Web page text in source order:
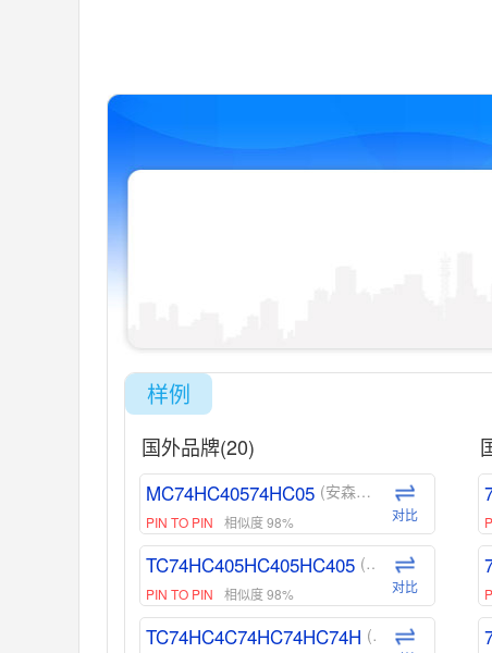
样例
国外品牌(20)
MC74HC40574HC05 (安森美-ON)
PIN TO PIN 相似度 98% 对比
TC74HC405HC405HC405 (东芝-Toshiba)
PIN TO PIN 相似度 98% 对比
TC74HC4C74HC74HC74H (东芝-Toshiba)